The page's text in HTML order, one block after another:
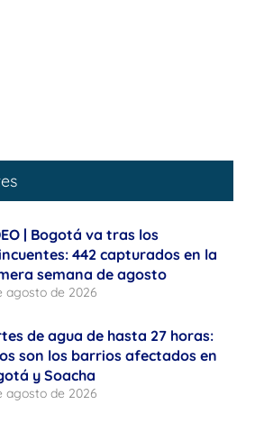
| Bogotá va tras los
442 capturados en la
semana de agosto
agosto de 2026
de agua de hasta 27 horas:
son los barrios afectados en
y Soacha
agosto de 2026